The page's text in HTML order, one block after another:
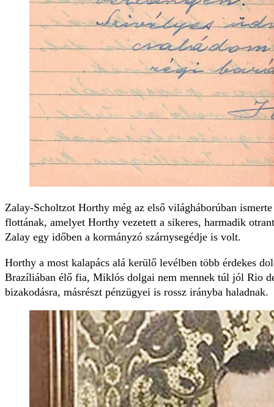
Zalay-Scholtzot Horthy még az első világháborúban
flottának, amelyet Horthy vezetett a sikeres, harmadik
Zalay egy időben a kormányzó szárnysegédje is volt.
Horthy a most kalapács alá kerülő levélben több érdekes
Brazíliában élő fia, Miklós dolgai nem mennek túl jól Rio
bizakodásra, másrészt pénzügyei is rossz irányba haladnak.